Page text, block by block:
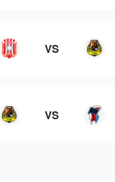
VS
VS